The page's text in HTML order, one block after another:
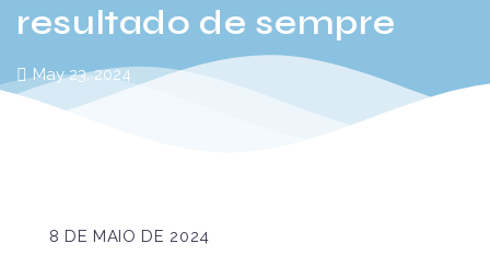
resultado de sempre
May 23, 2024
8 DE MAIO DE 2024